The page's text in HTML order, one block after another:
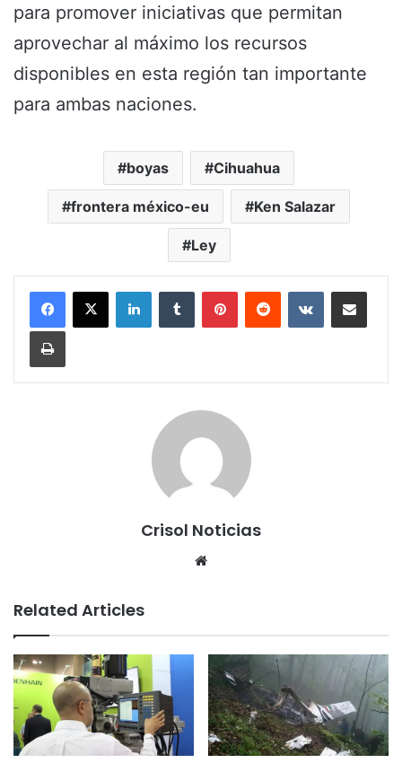
para promover iniciativas que permitan
aprovechar al máximo los recursos
disponibles en esta región tan importante
para ambas naciones.
boyas Cihuahua
frontera méxico-eu Ken Salazar
Ley
Crisol Noticias
Related Articles